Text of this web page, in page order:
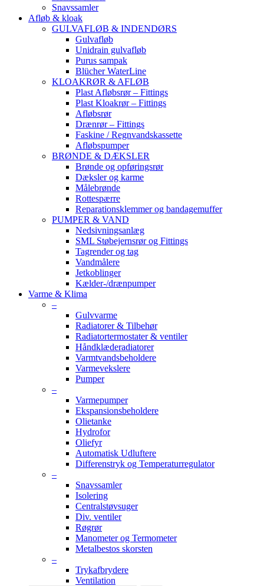
Snavssamler
Afløb & kloak
GULVAFLØB & INDENDØRS
Gulvafløb
Unidrain gulvafløb
Purus sampak
Blücher WaterLine
KLOAKRØR & AFLØB
Plast Afløbsrør – Fittings
Plast Kloakrør – Fittings
Afløbsrør
Drænrør – Fittings
Faskine / Regnvandskassette
Afløbspumper
BRØNDE & DÆKSLER
Brønde og opføringsrør
Dæksler og karme
Målebrønde
Rottespærre
Reparationsklemmer og bandagemuffer
PUMPER & VAND
Nedsivningsanlæg
SML Støbejernsrør og Fittings
Tagrender og tag
Vandmålere
Jetkoblinger
Kælder-/drænpumper
Varme & Klima
–
Gulvvarme
Radiatorer & Tilbehør
Radiatortermostater & ventiler
Håndklæderadiatorer
Varmtvandsbeholdere
Varmevekslere
Pumper
–
Varmepumper
Ekspansionsbeholdere
Olietanke
Hydrofor
Oliefyr
Automatisk Udluftere
Differenstryk og Temperaturregulator
–
Snavssamler
Isolering
Centralstøvsuger
Div. ventiler
Røgrør
Manometer og Termometer
Metalbestos skorsten
–
Trykafbrydere
Ventilation